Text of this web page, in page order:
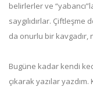
belirlerler ve
saygılıdırlar. Çiftleşme
da onurlu bir kavgadır,
Bugüne kadar kendi
çıkarak yazılar